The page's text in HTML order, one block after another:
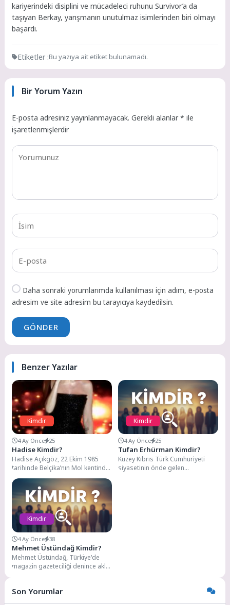
kariyerindeki disiplini ve mücadeleci ruhunu Survivor’a da
taşıyan Berkay, yarışmanın unutulmaz isimlerinden biri olmayı
başardı.
Etiketler :Bu yazıya ait etiket bulunamadı.
Bir Yorum Yazın
E-posta adresiniz yayınlanmayacak. Gerekli alanlar* ile
işaretlenmişlerdir
Daha sonraki yorumlarımda kullanılması için adım, e-posta
adresim ve site adresim bu tarayıcıya kaydedilsin.
GÖNDER
Benzer Yazılar
Kimdir
4 Ay Önce 25
Hadise Kimdir?
Hadise Açıkgöz, 22 Ekim 1985
tarihinde Belçika’nın Mol kentinde
Türk bir ailenin çocuğu olarak
dünyaya...
Kimdir
4 Ay Önce 25
Tufan Erhürman Kimdir?
Kuzey Kıbrıs Türk Cumhuriyeti
siyasetinin önde gelen
Kimdir
4 Ay Önce 38
Mehmet Üstündağ Kimdir?
Mehmet Üstündağ, Türkiye'de
magazin gazeteciliği denince akla
yazarlığı...
Son Yorumlar